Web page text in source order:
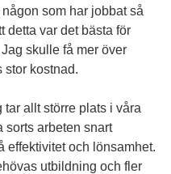
som har jobbat så
detta var det bästa för
skulle få mer över
stor kostnad.
allt större plats i våra
sorts arbeten snart
effektivitet och lönsamhet.
utbildning och fler